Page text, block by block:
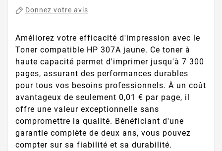
Donnez votre avis
Améliorez votre efficacité d'impression avec le
Toner compatible HP 307A jaune. Ce toner à
haute capacité permet d'imprimer jusqu'à 7 300
pages, assurant des performances durables
pour tous vos besoins professionnels. À un coût
avantageux de seulement 0,01 € par page, il
offre une valeur exceptionnelle sans
compromettre la qualité. Bénéficiant d'une
garantie complète de deux ans, vous pouvez
compter sur sa fiabilité et sa durabilité.